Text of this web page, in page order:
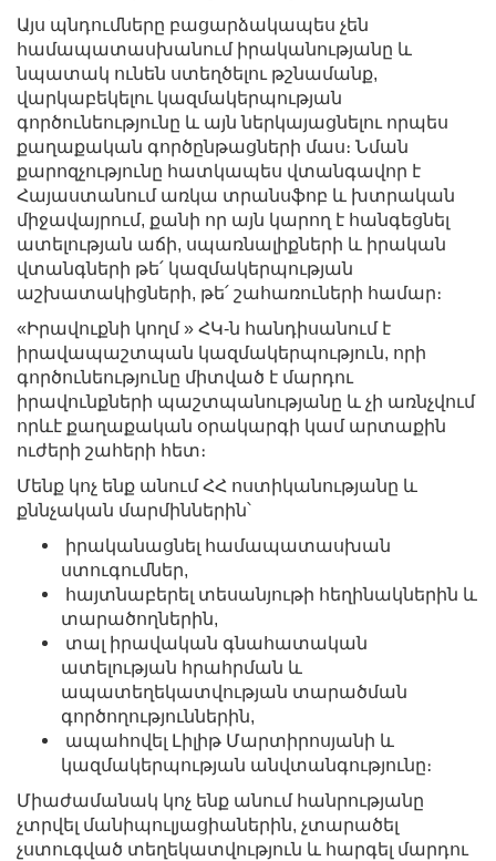
Այս պնդումները բացարձակապես չեն
համապատասխանում իրականությանը և
նպատակ ունեն ստեղծելու թշնամանք,
վարկաբեկելու կազմակերպության
գործունեությունը և այն ներկայացնելու որպես
քաղաքական գործընթացների մաս։ Նման
քարոզչությունը հատկապես վտանգավոր է
Հայաստանում առկա տրանսֆոբ և խտրական
միջավայրում, քանի որ այն կարող է հանգեցնել
ատելության աճի, սպառնալիքների և իրական
վտանգների թե՛ կազմակերպության
աշխատակիցների, թե՛ շահառուների համար։
«Իրավուքնի կողմ » ՀԿ-ն հանդիսանում է
իրավապաշտպան կազմակերպություն, որի
գործունեությունը միտված է մարդու
իրավունքների պաշտպանությանը և չի առնչվում
որևէ քաղաքական օրակարգի կամ արտաքին
ուժերի շահերի հետ։
Մենք կոչ ենք անում ՀՀ ոստիկանությանը և
քննչական մարմիններին՝
իրականացնել համապատասխան
ստուգումներ,
հայտնաբերել տեսանյութի հեղինակներին և
տարածողներին,
տալ իրավական գնահատական
ատելության հրահրման և
ապատեղեկատվության տարածման
գործողություններին,
ապահովել Լիլիթ Մարտիրոսյանի և
կազմակերպության անվտանգությունը։
Միաժամանակ կոչ ենք անում հանրությանը
չտրվել մանիպուլյացիաներին, չտարածել
չստուգված տեղեկատվություն և հարգել մարդու